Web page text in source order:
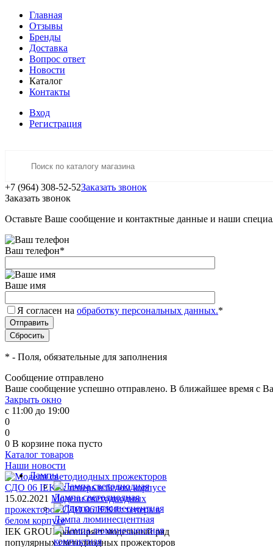
Главная
Отзывы
Бренды
Доставка
Вопрос ответ
Новости
Каталог
Контакты
Вход
Регистрация
+7 (964) 308-52-52Заказать звонок
Заказать звонок
Оставьте Ваше сообщение и контактные данные и наши
Ваш телефон*
Ваше имя
Я согласен на обработку персональных данных.*
* - Поля, обязательные для заполнения
Сообщение отправлено
Ваше сообщение успешно отправлено. В ближайшее время с
Закрыть окно
с 11:00 до 19:00
0
0
0 В корзине пока пусто
Каталог товаров
Лампы
Лампа светодиодная
Лампа люминесцентная
Наши новости
15.02.2021 Модели светодиодных
прожекторов СДО 06 IEK®: теперь в
белом корпусе
IEK GROUP расширяет модельный ряд
популярных светодиодных прожекторов